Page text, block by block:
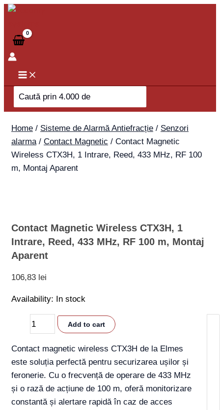
Skip
content
Search
for:
Home / Sisteme de Alarmă Antiefracție / Senzori
alarma/ Contact Magnetic / Contact Magnetic
Wireless CTX3H, 1 Intrare, Reed, 433 MHz, RF 100
m, Montaj Aparent
Contact Magnetic Wireless CTX3H, 1
Intrare, Reed, 433 MHz, RF 100 m, Montaj
Aparent
106,83 lei
Availability: In stock
Contact
Wireless
CTX3H,
1
Intrare,
Reed,
433
MHz,
RF
100
m,
Montaj
Add to cart
Contact magnetic wireless CTX3H de la Elmes
este soluția perfectă pentru securizarea ușilor și
feronerie. Cu o frecvență de operare de 433 MHz
și o rază de acțiune de 100 m, oferă monitorizare
constantă și alertare rapidă în caz de acces